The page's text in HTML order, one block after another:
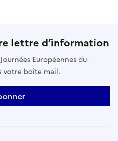
lettre d’information
Européennes du
votre boîte mail.